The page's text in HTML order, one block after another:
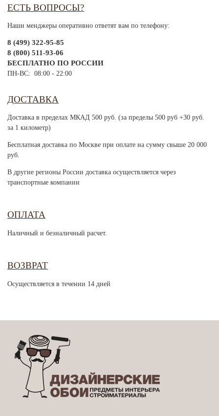
ЕСТЬ ВОПРОСЫ?
Наши менджеры оперативно ответят вам по телефону:
8 (499) 322-95-85
8 (800) 511-93-06
БЕСПЛАТНО ПО РОССИИ
ПН-ВС: 08:00 - 22:00
ДОСТАВКА
Доставка в пределах МКАД 500 руб. (за пределы 500 руб +30 руб.
за 1 километр)
Бесплатная доставка по Москве при оплате на сумму свыше 20 000
руб.
В другие регионы России доставка осуществляется через
транспортные компании
ОПЛАТА
Наличный и безналичный расчет.
ВОЗВРАТ
Осуществляется в течении 14 дней